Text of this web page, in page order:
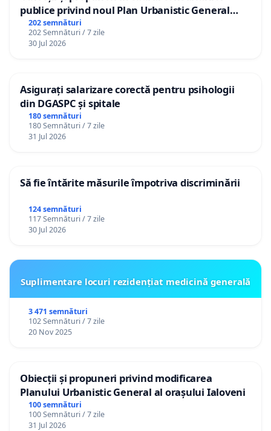
publice privind noul Plan Urbanistic General
(PUG) Ialoveni
202 semnături
202 Semnături / 7 zile
30 Jul 2026
Asigurați salarizare corectă pentru psihologii
din DGASPC și spitale
180 semnături
180 Semnături / 7 zile
31 Jul 2026
Să fie întărite măsurile împotriva discriminării
124 semnături
117 Semnături / 7 zile
30 Jul 2026
Suplimentare locuri rezidențiat medicină generală
3 471 semnături
102 Semnături / 7 zile
20 Nov 2025
Obiecții și propuneri privind modificarea
Planului Urbanistic General al orașului Ialoveni
100 semnături
100 Semnături / 7 zile
31 Jul 2026